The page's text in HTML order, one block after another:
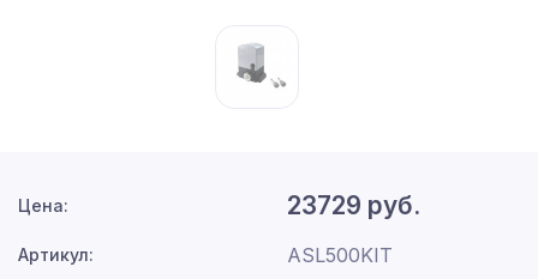
Цена: 23729 руб.
Артикул: ASL500KIT